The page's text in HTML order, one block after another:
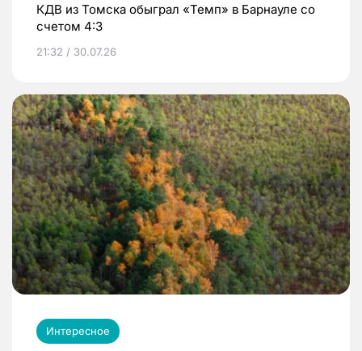
КДВ из Томска обыграл «Темп» в Барнауле со
счетом 4:3
21:32 / 30.07.26
Интересное